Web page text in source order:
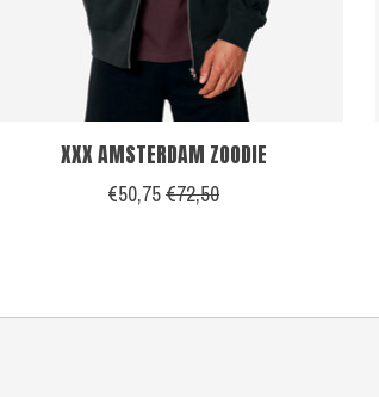
XXX AMSTERDAM ZOODIE
€50,75€72,50